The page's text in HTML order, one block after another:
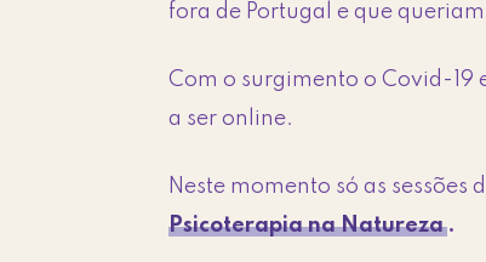
fora de Portugal e que
Com o surgimento o Covid-19
a ser online.
Neste momento só as
Psicoterapia na Natureza .